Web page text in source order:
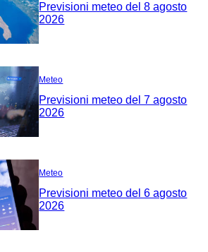
Previsioni meteo del 8 agosto
2026
Meteo
Previsioni meteo del 7 agosto
2026
Meteo
Previsioni meteo del 6 agosto
2026